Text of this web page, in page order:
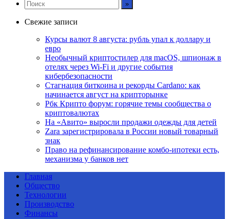
Свежие записи
Курсы валют 8 августа: рубль упал к доллару и
евро
Необычный криптостилер для macOS, шпионаж в
отелях через Wi-Fi и другие события
кибербезопасности
Стагнация биткоина и рекорды Cardano: как
начинается август на крипторынке
Рбк Крипто форум: горячие темы сообщества о
криптовалютах
На «Авито» выросли продажи одежды для детей
Zara зарегистрировала в России новый товарный
знак
Право на рефинансирование комбо-ипотеки есть,
механизма у банков нет
Главная
Общество
Технологии
Производство
Финансы